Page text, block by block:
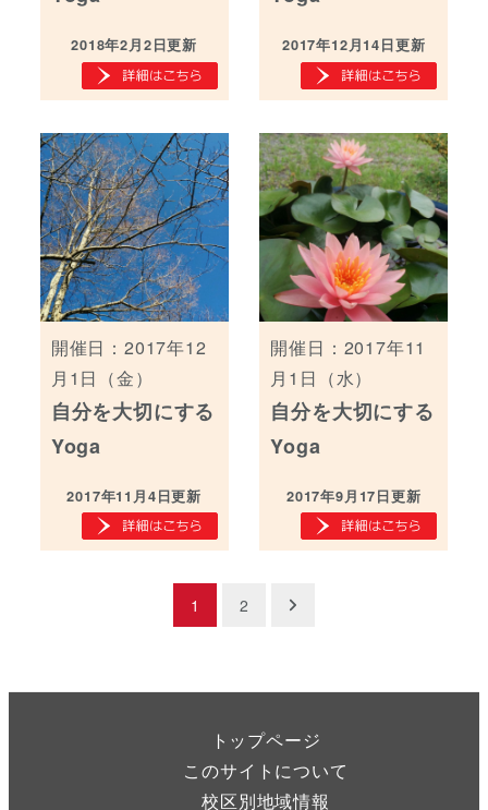
2018年2月2日更新 2017年12月14日更新
開催日：2017年12
月1日（金）
自分を大切にする
Yoga
2017年11月4日更新
開催日：2017年11
月1日（水）
自分を大切にする
Yoga
2017年9月17日更新
の
1 2
トップページ
このサイトについて
校区別地域情報